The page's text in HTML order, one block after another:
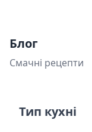
Блог
Смачні рецепти
Тип кухні